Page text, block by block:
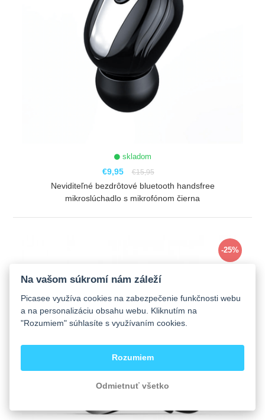
skladom
€9,95 €15,95
Neviditeľné bezdrôtové bluetooth handsfree
mikroslúchadlo s mikrofónom čierna
-25%
Na vašom súkromí nám záleží
Picasee využíva cookies na zabezpečenie funkčnosti webu
a na personalizáciu obsahu webu. Kliknutím na
"Rozumiem" súhlasíte s využívaním cookies.
Rozumiem
Odmietnuť všetko